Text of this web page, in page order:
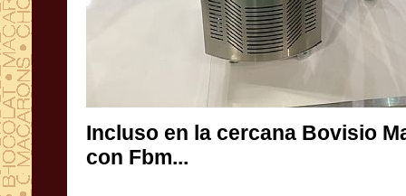
Incluso en la cercana Bovisio
con Fbm...